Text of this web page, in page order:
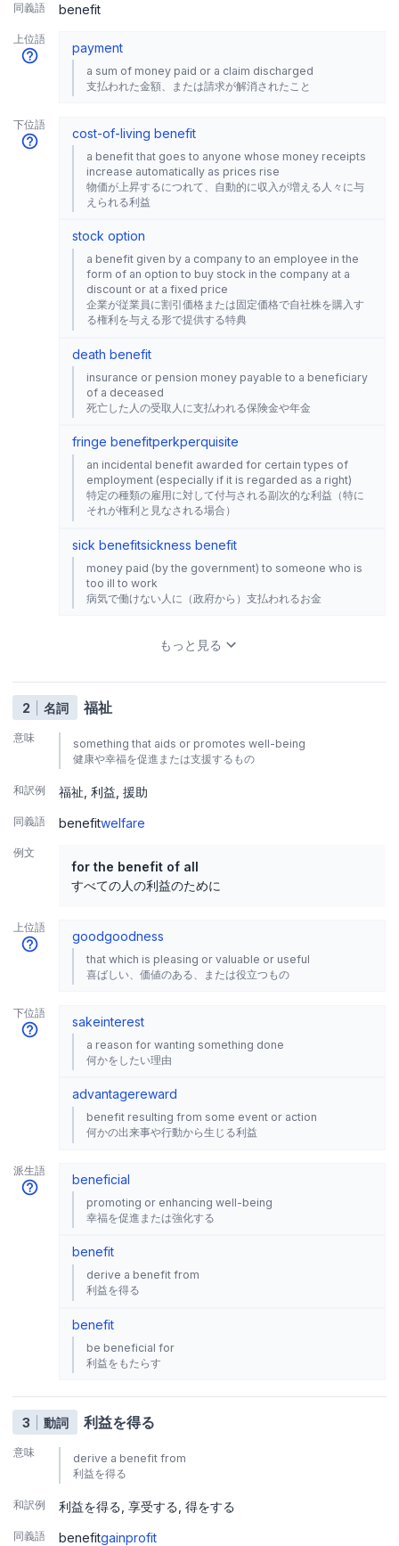
同義語 benefit
上位語
payment
a sum of money paid or a claim discharged
支払われた金額、または請求が解消されたこと
下位語
cost-of-living benefit
a benefit that goes to anyone whose money receipts
increase automatically as prices rise
物価が上昇するにつれて、自動的に収入が増える人々に与
えられる利益
stock option
a benefit given by a company to an employee in the
form of an option to buy stock in the company at a
discount or at a fixed price
企業が従業員に割引価格または固定価格で自社株を購入す
る権利を与える形で提供する特典
death benefit
insurance or pension money payable to a beneficiary
of a deceased
死亡した人の受取人に支払われる保険金や年金
fringe benefitperkperquisite
an incidental benefit awarded for certain types of
employment (especially if it is regarded as a right)
特定の種類の雇用に対して付与される副次的な利益（特に
それが権利と見なされる場合）
sick benefitsickness benefit
money paid (by the government) to someone who is
too ill to work
病気で働けない人に（政府から）支払われるお金
もっと見る
2 名詞 福祉
意味
something that aids or promotes well-being
健康や幸福を促進または支援するもの
和訳例 福祉 利益 援助
同義語 benefitwelfare
例文
for the benefit of all
すべての人の利益のために
上位語
goodgoodness
that which is pleasing or valuable or useful
喜ばしい、価値のある、または役立つもの
下位語
sakeinterest
a reason for wanting something done
何かをしたい理由
advantagereward
benefit resulting from some event or action
何かの出来事や行動から生じる利益
派生語
beneficial
promoting or enhancing well-being
幸福を促進または強化する
benefit
derive a benefit from
利益を得る
benefit
be beneficial for
利益をもたらす
3 動詞 利益を得る
意味
derive a benefit from
利益を得る
和訳例 利益を得る 享受する 得をする
同義語 benefitgainprofit